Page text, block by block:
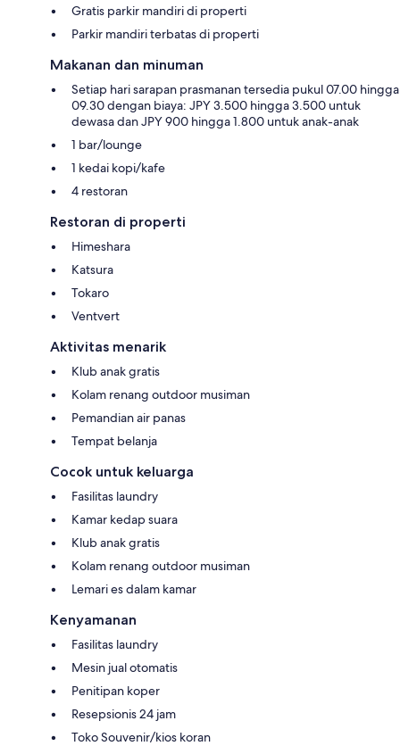
Gratis parkir mandiri di properti
Parkir mandiri terbatas di properti
Makanan dan minuman
Setiap hari sarapan prasmanan tersedia pukul 07.00 hingga
09.30 dengan biaya: JPY 3.500 hingga 3.500 untuk
dewasa dan JPY 900 hingga 1.800 untuk anak-anak
1 bar/lounge
1 kedai kopi/kafe
4 restoran
Restoran di properti
Himeshara
Katsura
Tokaro
Ventvert
Aktivitas menarik
Klub anak gratis
Kolam renang outdoor musiman
Pemandian air panas
Tempat belanja
Cocok untuk keluarga
Fasilitas laundry
Kamar kedap suara
Klub anak gratis
Kolam renang outdoor musiman
Lemari es dalam kamar
Kenyamanan
Fasilitas laundry
Mesin jual otomatis
Penitipan koper
Resepsionis 24 jam
Toko Souvenir/kios koran